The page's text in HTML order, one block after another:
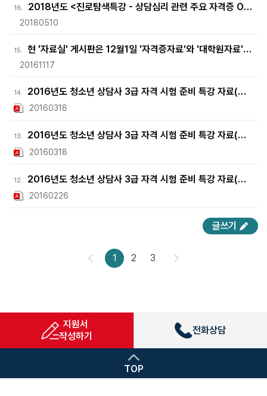
16. 2018년도 <진로탐색특강 - 상담심리 관련 주요 자격증 OT>
20180510
15. 현 '자료실' 게시판은 12월1일 '자격증자료'와 '대학원자료'게시판으로 분리통합계획
20161117
14. 2016년도 청소년 상담사 3급 자격 시험 준비 특강 자료(발달심리학)
20160318
13. 2016년도 청소년 상담사 3급 자격 시험 준비 특강 자료(집단상담)
20160318
12. 2016년도 청소년 상담사 3급 자격 시험 준비 특강 자료(학습심리학)
20160226
글쓰기
1 2 3
지원서
작성하기
전화상담
TOP